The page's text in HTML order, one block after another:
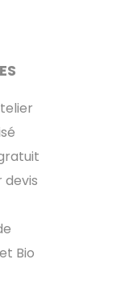
devis
Bio